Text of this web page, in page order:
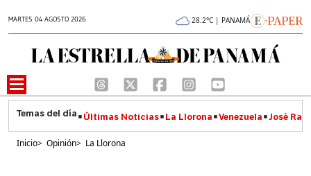
MARTES 04 AGOSTO 2026 28.2°C | PANAMÁ
Últimas Noticias La Llorona Venezuela José
Inicio> Opinión> La Llorona